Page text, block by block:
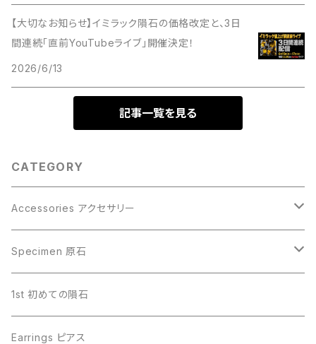
【大切なお知らせ】イミラック隕石の価格改定と、3日
間連続「直前YouTubeライブ」開催決定！
2026/6/13
記事一覧を見る
CATEGORY
Accessories アクセサリー
Gibeon ギベオン
Aletai アルタイ
Campo del Cielo カンポデルシエロ
Specimen 原石
Gibeon ギベオン
Campo del Cielo カンポデルシエロ
1st 初めての隕石
Earrings ピアス